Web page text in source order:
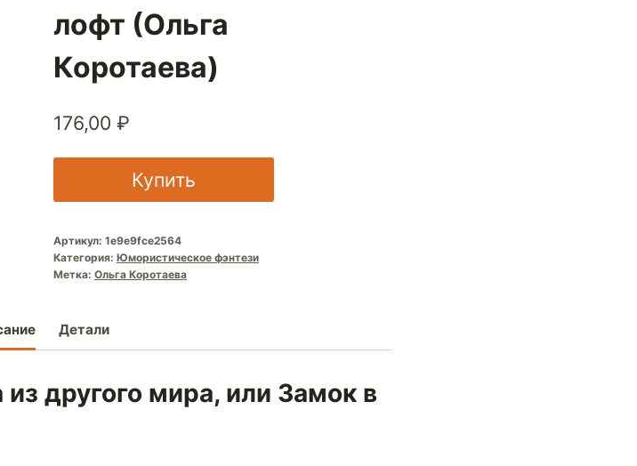
лофт (Ольга
Коротаева)
176,00 ₽
Купить
Артикул: 1e9e9fce2564
Категория: Юмористическое фэнтези
Метка: Ольга Коротаева
Детали
другого мира, или Замок в